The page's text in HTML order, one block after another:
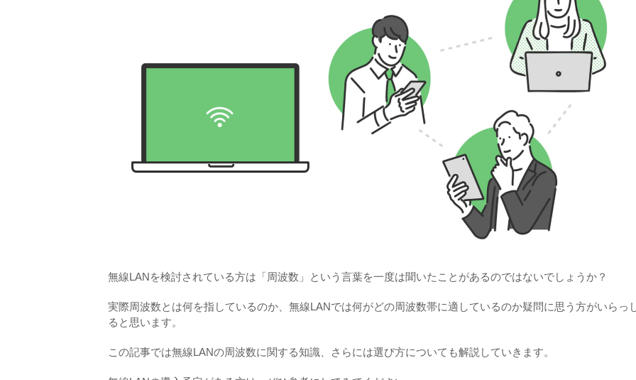
無線LANを検討されている方は「周波数」という言葉を一度は聞いたことがあるのではないでしょうか？
実際周波数とは何を指しているのか、無線LANでは何がどの周波数帯に適しているのか疑問に思う方がいらっ
ると思います。
この記事では無線LANの周波数に関する知識、さらには選び方についても解説していきます。